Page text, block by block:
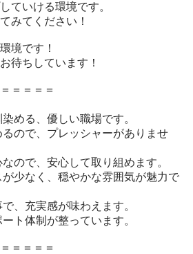
ていける環境です。
みてください！
境です！
待ちしています！
＝＝＝＝
める、優しい職場です。
ので、プレッシャーがありませ
ので、安心して取り組めます。
少なく、穏やかな雰囲気が魅力で
、充実感が味わえます。
ト体制が整っています。
＝＝＝＝